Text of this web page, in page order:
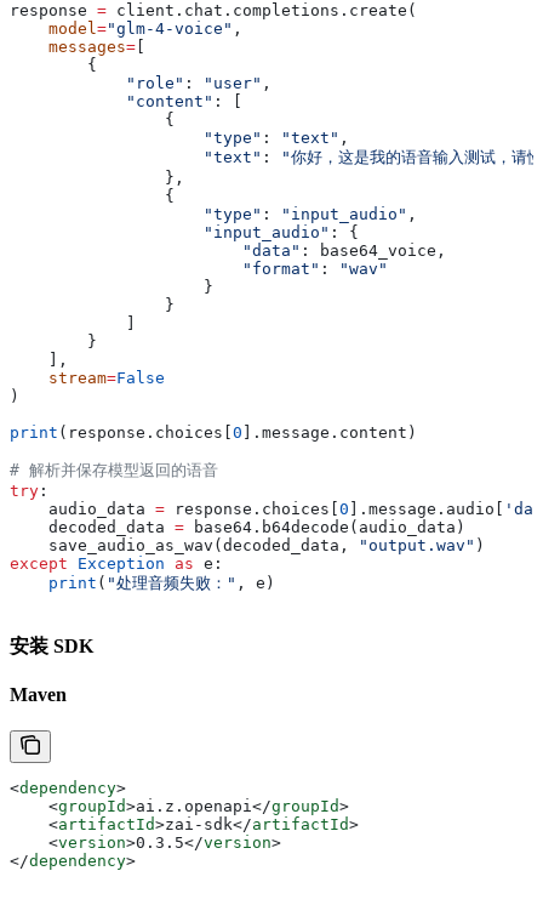
response = client.chat.completions.create(
    model
="glm-4-voice" ,
    messages
=
        {
            "role"
: "user" ,
            "content"
: [
                {
                    "type"
: "text" ,
                    "text"
:
"你好，这是我的语音输入测试，请
                },
                {
                    "type"
: "input_audio" ,
                    "input_audio"
: {
                        "data"
: base64_voice,
                        "format"
:
"wav"
                    }
                }
        }
    ],
    stream
=False
)
print (response.choices[ 0 ].message.content)
# 解析并保存模型返回的语音
try :
    audio_data
= response.choices[ 0 ].message.audio[
    decoded_data
= base64.b64decode(audio_data)
    save_audio_as_wav(decoded_data,
"output.wav" )
except Exception as e:
    print
( "处理音频失败：" , e)
安装 SDK
Maven
<dependency>
    <
groupId>ai.z.openapi</groupId>
    <
artifactId>zai-sdk</artifactId>
    <
version>0.3.5</version>
</dependency>